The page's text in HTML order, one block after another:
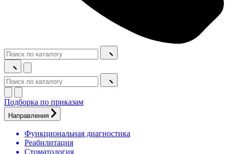
Подборка по приказам
Направления
Функциональная диагностика
Реабилитация
Стоматология